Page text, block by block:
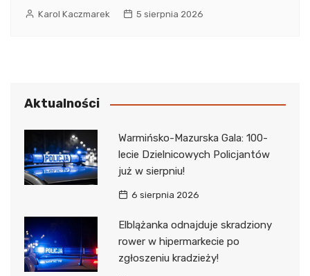
Karol Kaczmarek 5 sierpnia 2026
Aktualności
Warmińsko-Mazurska Gala: 100-
lecie Dzielnicowych Policjantów
już w sierpniu!
6 sierpnia 2026
Elblążanka odnajduje skradziony
rower w hipermarkecie po
zgłoszeniu kradzieży!